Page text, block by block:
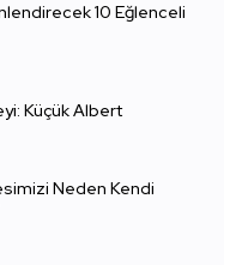
10 Eğlenceli
Küçük Albert
Neden Kendi